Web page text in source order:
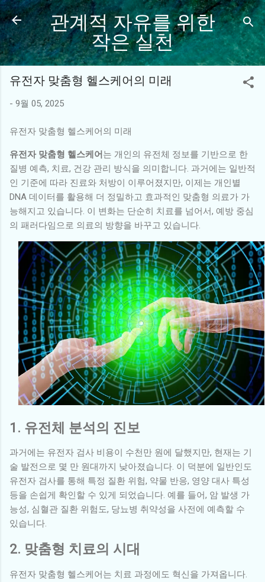
기본 콘텐츠로 건너뛰기
관계적 자유를 위한
작은 실천
유전자 맞춤형 헬스케어의 미래
- 9월 05, 2025
유전자 맞춤형 헬스케어의 미래
유전자 맞춤형 헬스케어 는 개인의 유전체 정보를 기반으로 한
질병 예측, 치료, 건강 관리 방식을 의미합니다. 과거에는 일반적
인 기준에 따라 진료와 처방이 이루어졌지만, 이제는 개인별
DNA 데이터를 활용해 더 정밀하고 효과적인 맞춤형 의료가 가
능해지고 있습니다. 이 변화는 단순히 치료를 넘어서, 예방 중심
의 패러다임으로 의료의 방향을 바꾸고 있습니다.
1. 유전체 분석의 진보
과거에는 유전자 검사 비용이 수천만 원에 달했지만, 현재는 기
술 발전으로 몇 만 원대까지 낮아졌습니다. 이 덕분에 일반인도
유전자 검사를 통해 특정 질환 위험, 약물 반응, 영양 대사 특성
등을 손쉽게 확인할 수 있게 되었습니다. 예를 들어, 암 발생 가
능성, 심혈관 질환 위험도, 당뇨병 취약성을 사전에 예측할 수
있습니다.
2. 맞춤형 치료의 시대
유전자 맞춤형 헬스케어는 치료 과정에도 혁신을 가져옵니다.